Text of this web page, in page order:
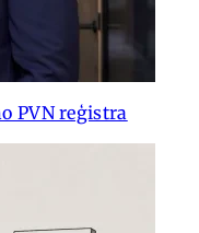
PVN reģistra